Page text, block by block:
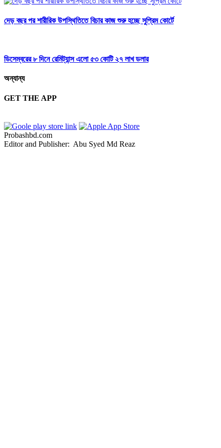
দেড় বছর পর শারীরিক উপস্থিতিতে বিচার কাজ শুরু হচ্ছে সুপ্রিম কোর্টে
ডিসেম্বরের ৮ দিনে রেমিট্যান্স এলো ৫৩ কোটি ২৭ লাখ ডলার
অন্যান্য
GET THE APP
Probashbd.com
Editor and Publisher: Abu Syed Md Reaz